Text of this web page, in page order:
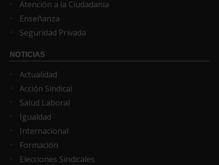
Atención a la Ciudadanía
Enseñanza
Seguridad Privada
NOTICIAS
Actualidad
Acción Sindical
Salud Laboral
Igualdad
Internacional
Formación
Elecciones Sindicales